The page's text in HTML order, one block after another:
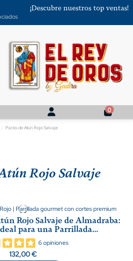
¡Descubre nuestros top ventas!
0
Packs de Atún Rojo Salvaje
Rojo Salvaje
Rojo Salvaje de Almadraba:
para una Parrillada...
6 opiniones
132,00 €